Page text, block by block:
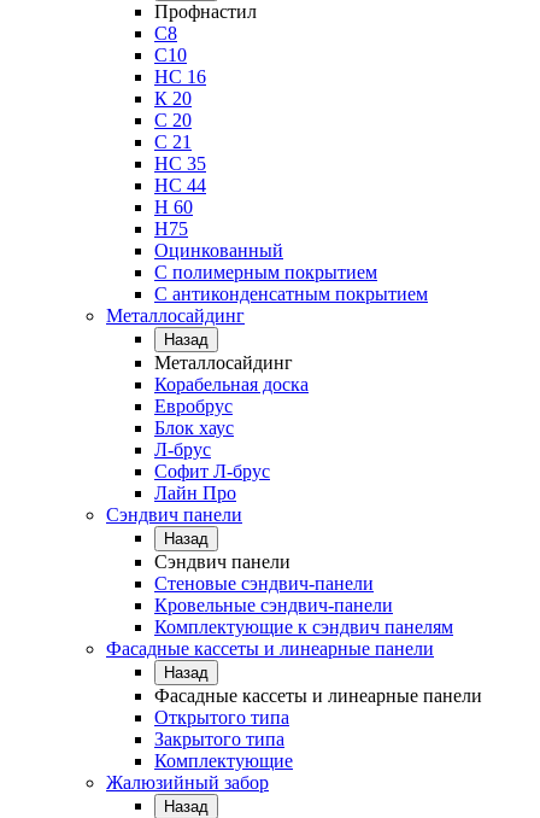
Профнастил
С8
С10
НС 16
К 20
С 20
С 21
НС 35
НС 44
Н 60
Н75
Оцинкованный
С полимерным покрытием
С антиконденсатным покрытием
Металлосайдинг
Назад
Металлосайдинг
Корабельная доска
Евробрус
Блок хаус
Л-брус
Софит Л-брус
Лайн Про
Сэндвич панели
Назад
Сэндвич панели
Стеновые сэндвич-панели
Кровельные сэндвич-панели
Комплектующие к сэндвич панелям
Фасадные кассеты и линеарные панели
Назад
Фасадные кассеты и линеарные панели
Открытого типа
Закрытого типа
Комплектующие
Жалюзийный забор
Назад